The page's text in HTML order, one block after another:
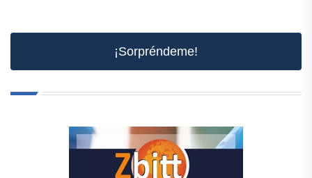
¡Sorpréndeme!